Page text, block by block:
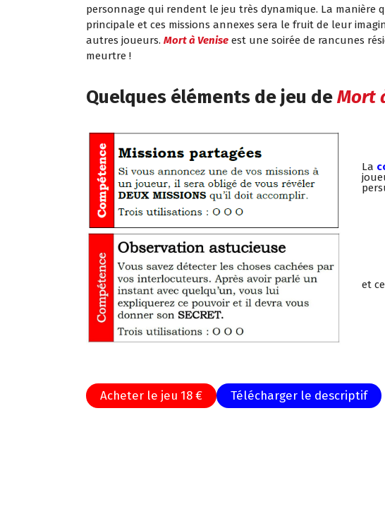
personnage qui rendent le jeu très dynamique. La manière
principale et ces missions annexes sera le fruit de leur
autres joueurs. Mort à Venise est une soirée de rancunes
meurtre !
Quelques éléments de jeu deMort
La
et
Acheter le jeu 18 € Télécharger le descriptif